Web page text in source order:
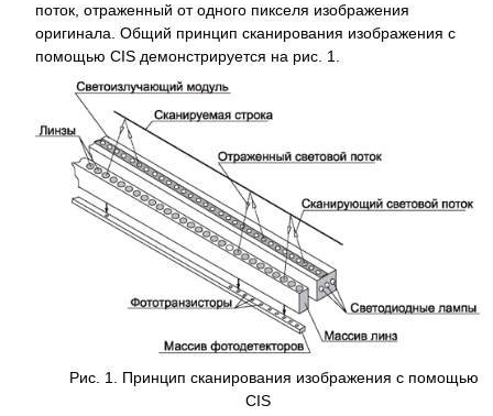
поток, отраженный от одного пикселя изображения
оригинала. Общий принцип сканирования изображения с
помощью CIS демонстрируется на рис. 1.
Рис. 1. Принцип сканирования изображения с помощью
CIS